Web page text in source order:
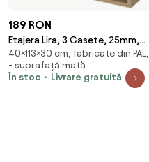
189 RON
Etajera Lira, 3 Casete, 25mm,
Lemn Natural, 113 x 40 x 30 cm
40×113×30 cm, fabricate din PAL,
- suprafață mată
În stoc
Livrare gratuită